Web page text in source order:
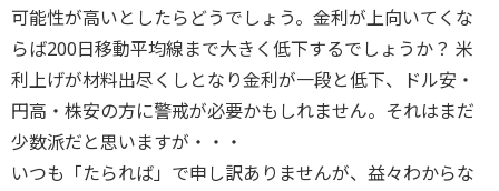
可能性が高いとしたらどうでしょう。金利が上向いてくな
らば200日移動平均線まで大きく低下するでしょうか？ 米
利上げが材料出尽くしとなり金利が一段と低下、ドル安・
円高・株安の方に警戒が必要かもしれません。それはまだ
少数派だと思いますが・・・
いつも「たられば」で申し訳ありませんが、益々わからな